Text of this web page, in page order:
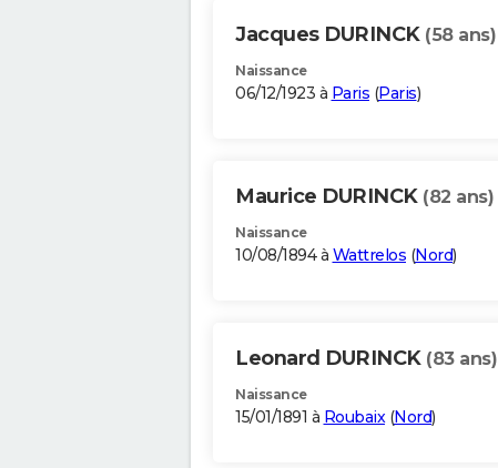
Jacques DURINCK (58 ans)
Naissance
06/12/1923 à Paris (Paris)
Maurice DURINCK (82 ans)
Naissance
10/08/1894 à Wattrelos (Nord)
Leonard DURINCK (83 ans)
Naissance
15/01/1891 à Roubaix(Nord)